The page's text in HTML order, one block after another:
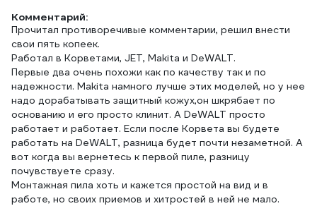
Комментарий:
Прочитал противоречивые комментарии, решил внести
свои пять копеек.
Работал в Корветами, JET, Makita и DeWALT.
Первые два очень похожи как по качеству так и по
надежности. Makita намного лучше этих моделей, но у нее
надо дорабатывать защитный кожух,он шкрябает по
основанию и его просто клинит. А DeWALT просто
работает и работает. Если после Корвета вы будете
работать на DeWALT, разница будет почти незаметной. А
вот когда вы вернетесь к первой пиле, разницу
почувствуете сразу.
Монтажная пила хоть и кажется простой на вид и в
работе, но своих приемов и хитростей в ней не мало.